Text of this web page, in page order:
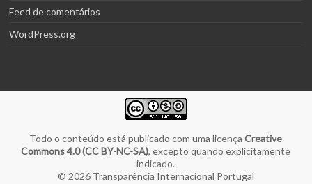
Feed de comentários
WordPress.org
Todo o conteúdo está publicado com uma licençaCreative
Commons 4.0 (CC BY-NC-SA), excepto quando explicitamente
indicado.
© 2026 Transparência Internacional Portugal